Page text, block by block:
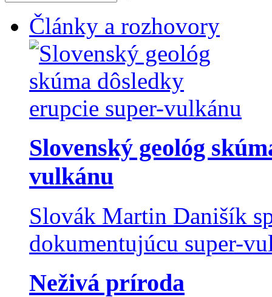
Články a rozhovory
Slovenský geológ
vulkánu
Slovák Martin Danišík
dokumentujúcu super-
Neživá príroda